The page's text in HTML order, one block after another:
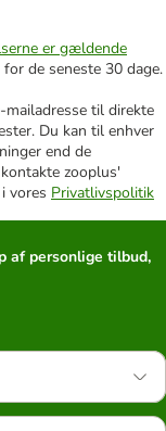
er gældende
de seneste 30 dage.
til direkte
Du kan til enhver
end de
zooplus'
vores Privatlivspolitik
af personlige tilbud,